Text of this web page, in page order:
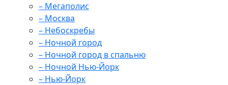
– Мегаполис
– Москва
– Небоскребы
– Ночной город
– Ночной город в спальню
– Ночной Нью-Йорк
– Нью-Йорк